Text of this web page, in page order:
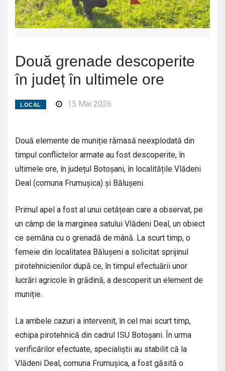
Două grenade descoperite
în județ în ultimele ore
LOCAL 15 Mai 2026
Două elemente de muniție rămasă neexplodată din
timpul conflictelor armate au fost descoperite, în
ultimele ore, în județul Botoșani, în localitățile Vlădeni
Deal (comuna Frumușica) și Bălușeni.
Primul apel a fost al unui cetățean care a observat, pe
un câmp de la marginea satului Vlădeni Deal, un obiect
ce semăna cu o grenadă de mână. La scurt timp, o
femeie din localitatea Bălușeni a solicitat sprijinul
pirotehnicienilor după ce, în timpul efectuării unor
lucrări agricole în grădină, a descoperit un element de
muniție.
La ambele cazuri a intervenit, în cel mai scurt timp,
echipa pirotehnică din cadrul ISU Botoșani. În urma
verificărilor efectuate, specialiștii au stabilit că la
Vlădeni Deal, comuna Frumușica, a fost găsită o